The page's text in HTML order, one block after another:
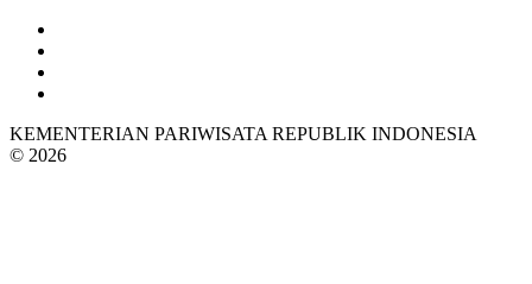
KEMENTERIAN PARIWISATA REPUBLIK INDONESIA
© 2026